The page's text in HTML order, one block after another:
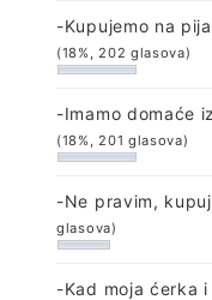
-Kupujemo na
(18%, 202 glasova)
-Imamo domaće
(18%, 201 glasova)
-Ne pravim,
glasova)
-Kad moja ćerka